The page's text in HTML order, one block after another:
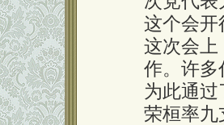
这个会
这次会上
作。许多
为此通
荣桓率九